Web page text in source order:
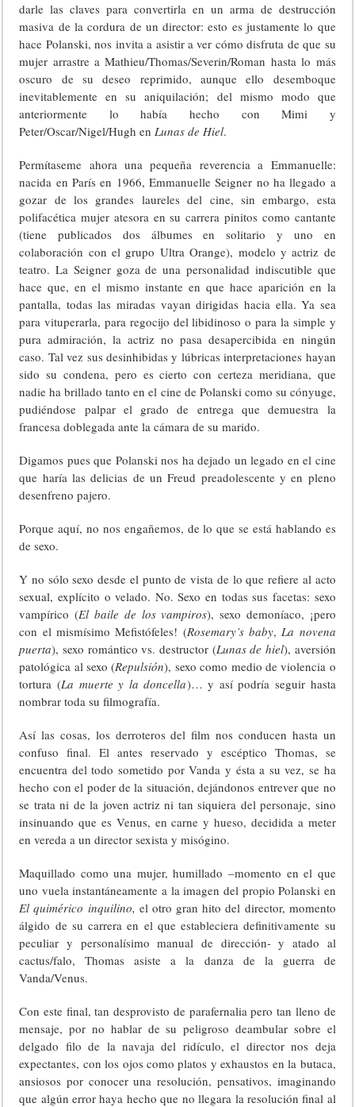
darle las claves para convertirla en un arma de destrucción
masiva de la cordura de un director: esto es justamente lo que
hace Polanski, nos invita a asistir a ver cómo disfruta de que su
mujer arrastre a Mathieu/Thomas/Severin/Roman hasta lo más
oscuro de su deseo reprimido, aunque ello desemboque
inevitablemente en su aniquilación; del mismo modo que
anteriormente lo había hecho con Mimi y
Peter/Oscar/Nigel/Hugh enLunas de Hiel.
Permítaseme ahora una pequeña reverencia a Emmanuelle:
nacida en París en 1966, Emmanuelle Seigner no ha llegado a
gozar de los grandes laureles del cine, sin embargo, esta
polifacética mujer atesora en su carrera pinitos como cantante
(tiene publicados dos álbumes en solitario y uno en
colaboración con el grupo Ultra Orange), modelo y actriz de
teatro. La Seigner goza de una personalidad indiscutible que
hace que, en el mismo instante en que hace aparición en la
pantalla, todas las miradas vayan dirigidas hacia ella. Ya sea
para vituperarla, para regocijo del libidinoso o para la simple y
pura admiración, la actriz no pasa desapercibida en ningún
caso. Tal vez sus desinhibidas y lúbricas interpretaciones hayan
sido su condena, pero es cierto con certeza meridiana, que
nadie ha brillado tanto en el cine de Polanski como su cónyuge,
pudiéndose palpar el grado de entrega que demuestra la
francesa doblegada ante la cámara de su marido.
Digamos pues que Polanski nos ha dejado un legado en el cine
que haría las delicias de un Freud preadolescente y en pleno
desenfreno pajero.
Porque aquí, no nos engañemos, de lo que se está hablando es
de sexo.
Y no sólo sexo desde el punto de vista de lo que refiere al acto
sexual, explícito o velado. No. Sexo en todas sus facetas: sexo
vampírico (El baile de los vampiros), sexo demoníaco, ¡pero
con el mismísimo Mefistófeles! (Rosemary’s baby,La novena
puerta), sexo romántico vs. destructor (Lunas de hiel), aversión
patológica al sexo (Repulsión), sexo como medio de violencia o
tortura (La muerte y la doncella)… y así podría seguir hasta
nombrar toda su filmografía.
Así las cosas, los derroteros del film nos conducen hasta un
confuso final. El antes reservado y escéptico Thomas, se
encuentra del todo sometido por Vanda y ésta a su vez, se ha
hecho con el poder de la situación, dejándonos entrever que no
se trata ni de la joven actriz ni tan siquiera del personaje, sino
insinuando que es Venus, en carne y hueso, decidida a meter
en vereda a un director sexista y misógino.
Maquillado como una mujer, humillado –momento en el que
uno vuela instantáneamente a la imagen del propio Polanski en
El quimérico inquilino, el otro gran hito del director, momento
álgido de su carrera en el que estableciera definitivamente su
peculiar y personalísimo manual de dirección- y atado al
cactus/falo, Thomas asiste a la danza de la guerra de
Vanda/Venus.
Con este final, tan desprovisto de parafernalia pero tan lleno de
mensaje, por no hablar de su peligroso deambular sobre el
delgado filo de la navaja del ridículo, el director nos deja
expectantes, con los ojos como platos y exhaustos en la butaca,
ansiosos por conocer una resolución, pensativos, imaginando
que algún error haya hecho que no llegara la resolución final al